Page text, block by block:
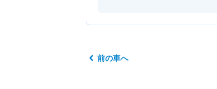
前の車へ